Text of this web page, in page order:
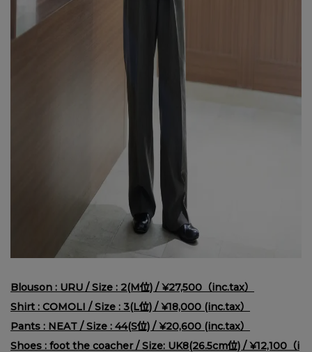
Blouson : URU / Size : 2(M位) / ¥27,500（inc.tax）
Shirt : COMOLI / Size : 3(L位) / ¥18,000 (inc.tax）
Pants : NEAT / Size : 44(S位) / ¥20,600 (inc.tax）
Shoes : foot the coacher / Size: UK8(26.5cm位) / ¥12,100（i